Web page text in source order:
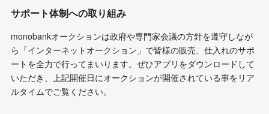
サポート体制への取り組み
monobankオークションは政府や専門家会議の方針を遵守しなが
ら「インターネットオークション」で皆様の販売、仕入れのサポ
ートを全力で行ってまいります。ぜひアプリをダウンロードして
いただき、上記開催日にオークションが開催されている事をリア
ルタイムでご覧ください。